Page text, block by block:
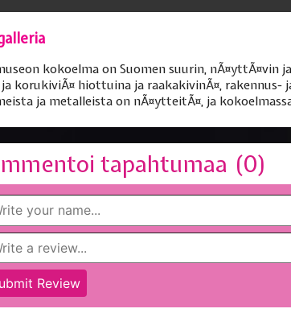
kokoelma on Suomen suurin, nÃ¤yttÃ¤vin
korukiviÃ¤ hiottuina ja raakakivinÃ¤, rakennus-
ja metalleista on nÃ¤ytteitÃ¤, ja
tapahtumaa (0)